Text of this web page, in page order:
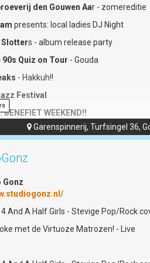
mei
servicekosten)
Revival | The
en populairste tributebands komt naar
den Gouwen Aar - zomereditie
presents: local ladies DJ Night
Slotters - album release party
90s Quiz on Tour - Gouda
- Hakkuh!!
Festival
WEEKEND!!
www.so-what.nl
per week geopend. Op vrijdag zijn er
avond op het programma. Zaterdag is
achterbar gezellig aan de bar of een
in de voorzaal op de muziek van
wordt het weekeinde afgesloten
die door medewerkers of bezoekers
draait volledig op vrijwilligers.
programmering:
www.so-what.nl.
Garenspinnerij, Turfsingel 36,
Gonz
4 And A Half Girls - Stevige Pop/Rock
met de Virtuoze Matrozen! - Live